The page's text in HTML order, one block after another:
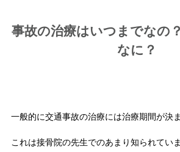
事故の治療はいつまでなの
なに？
一般的に交通事故の治療には治療期間が決
これは接骨院の先生でのあまり知られてい